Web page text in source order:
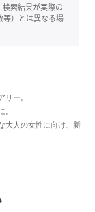
索結果が実際の
等）とは異なる場
ー。
大人の女性に向け、新